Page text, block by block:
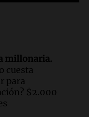
de Música
a los
tango
millonaria.
cuesta
para
$2.000